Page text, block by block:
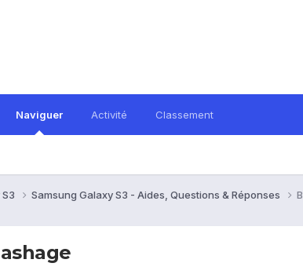
Naviguer Activité Classement
Samsung Galaxy S3 - Aides, Questions & Réponses